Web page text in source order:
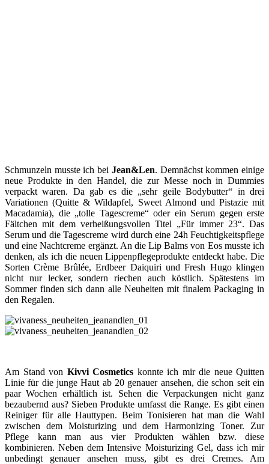
Schmunzeln musste ich bei Jean&Len. Demnächst kommen einige
neue Produkte in den Handel, die zur Messe noch in Dummies
verpackt waren. Da gab es die „sehr geile Bodybutter“ in drei
Variationen (Quitte & Wildapfel, Sweet Almond und Pistazie mit
Macadamia), die „tolle Tagescreme“ oder ein Serum gegen erste
Fältchen mit dem verheißungsvollen Titel „Für immer 23“. Das
Serum und die Tagescreme wird durch eine 24h Feuchtigkeitspflege
und eine Nachtcreme ergänzt. An die Lip Balms von Eos musste ich
denken, als ich die neuen Lippenpflegeprodukte entdeckt habe. Die
Sorten Crème Brûlée, Erdbeer Daiquiri und Fresh Hugo klingen
nicht nur lecker, sondern riechen auch köstlich. Spätestens im
Sommer finden sich dann alle Neuheiten mit finalem Packaging in
den Regalen.
Am Stand von Kivvi Cosmetics konnte ich mir die neue Quitten
Linie für die junge Haut ab 20 genauer ansehen, die schon seit ein
paar Wochen erhältlich ist. Sehen die Verpackungen nicht ganz
bezaubernd aus? Sieben Produkte umfasst die Range. Es gibt einen
Reiniger für alle Hauttypen. Beim Tonisieren hat man die Wahl
zwischen dem Moisturizing und dem Harmonizing Toner. Zur
Pflege kann man aus vier Produkten wählen bzw. diese
kombinieren. Neben dem Intensive Moisturizing Gel, dass ich mir
unbedingt genauer ansehen muss, gibt es drei Cremes. Am